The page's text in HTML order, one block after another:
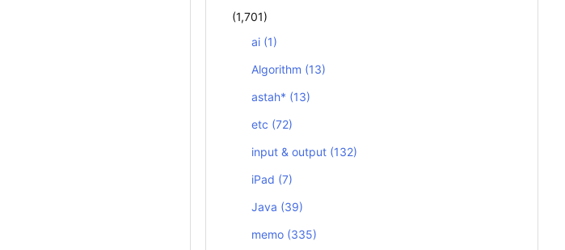
(1,701)
ai (1)
Algorithm (13)
astah* (13)
etc (72)
input & output (132)
iPad (7)
Java (39)
memo (335)